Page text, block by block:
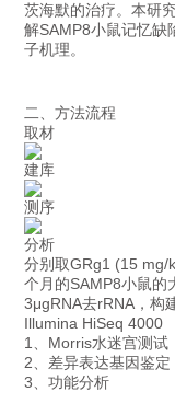
茨海默的治疗。本研
解SAMP8小鼠记忆缺
子机理。
二、方法流程
取材
建库
测序
分析
分别取GRg1 (15 mg/
个月的SAMP8小鼠的
3μgRNA去rRNA，构
Illumina HiSeq 4000
1、Morris水迷宫测试
2、差异表达基因鉴定
3、功能分析